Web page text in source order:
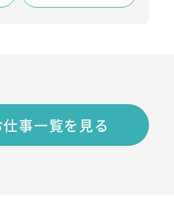
事一覧を見る